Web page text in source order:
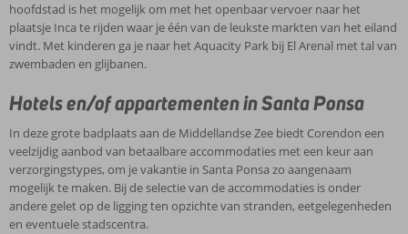
hoofdstad is het mogelijk om met het openbaar vervoer naar het
plaatsje Inca te rijden waar je één van de leukste markten van het eiland
vindt. Met kinderen ga je naar het Aquacity Park bij El Arenal met tal van
zwembaden en glijbanen.
Hotels en/of appartementen in Santa Ponsa
In deze grote badplaats aan de Middellandse Zee biedt Corendon een
veelzijdig aanbod van betaalbare accommodaties met een keur aan
verzorgingstypes, om je vakantie in Santa Ponsa zo aangenaam
mogelijk te maken. Bij de selectie van de accommodaties is onder
andere gelet op de ligging ten opzichte van stranden, eetgelegenheden
en eventuele stadscentra.